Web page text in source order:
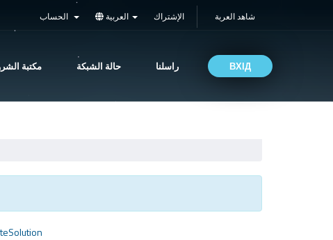
الإشتراك شاهد العربة
مكتبة حالة الشبكة راسلنا ВХІД